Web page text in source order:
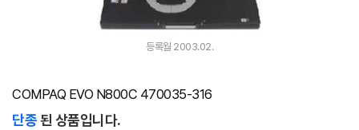
등록월 2003.02.
COMPAQ EVO N800C 470035-316
단종된 상품입니다.